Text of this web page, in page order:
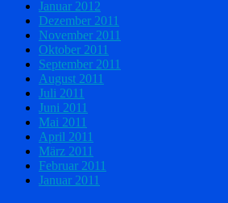
Januar 2012
Dezember 2011
November 2011
Oktober 2011
September 2011
August 2011
Juli 2011
Juni 2011
Mai 2011
April 2011
März 2011
Februar 2011
Januar 2011